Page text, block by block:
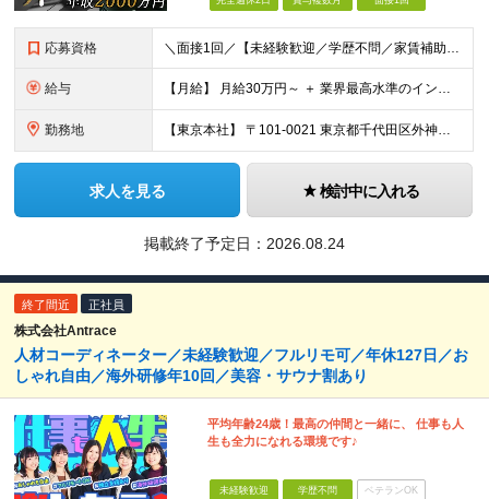
応募資格 ＼面接1回／【未経験歓迎／学歴不問／家賃補助あり】 社会人デビューや＆収入アップを実現したい方 人柄を重視した採用を行っています。 書類選考は厳格ではなく、面接は基本1回！スピーディに選考を進めてい
給与 【月給】 月給30万円～ ＋ 業界最高水準のインセンティブ ＋ 各種手当 「稼がせたい」という会社の想いから、還元率は粗利の10～28％に設定。 頑張りがそのまま月収に直結する、嘘のない給与体系です
勤務地 【東京本社】 〒101-0021 東京都千代田区外神田5-2-3 ┗最寄駅：御徒町駅／秋葉原駅 ┗受動喫煙対策：屋内禁煙 ■その他：神奈川県、埼玉県、千葉県や全国への出張もあり ※転居を伴う転勤は
求人を見る 検討中に入れる
掲載終了予定日： 2026.08.24
終了間近 正社員
株式会社Antrace
人材コーディネーター／未経験歓迎／フルリモ可／年休127日／お
しゃれ自由／海外研修年10回／美容・サウナ割あり
平均年齢24歳！最高の仲間と一緒に、 仕事も人
生も全力になれる環境です♪
未経験歓迎 学歴不問 ベテランOK